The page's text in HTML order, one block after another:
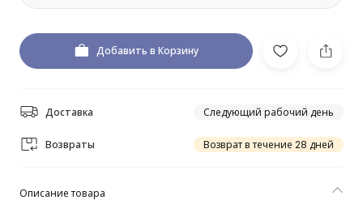
Добавить в Корзину
Доставка Следующий рабочий день
Возвраты Возврат в течение 28 дней
Описание товара